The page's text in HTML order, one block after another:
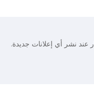
عند نشر أي إعلانات جديدة.